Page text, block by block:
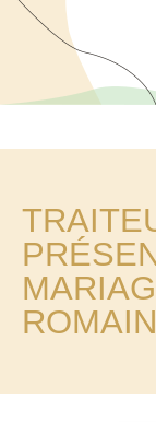
ROMAIN